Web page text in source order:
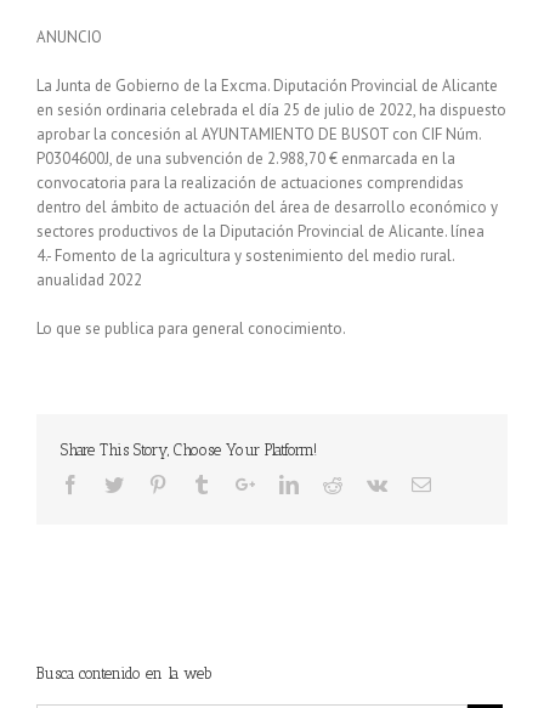
ANUNCIO
La Junta de Gobierno de la Excma. Diputación Provincial de Alicante
en sesión ordinaria celebrada el día 25 de julio de 2022, ha dispuesto
aprobar la concesión al AYUNTAMIENTO DE BUSOT con CIF Núm.
P0304600J, de una subvención de 2.988,70 € enmarcada en la
convocatoria para la realización de actuaciones comprendidas
dentro del ámbito de actuación del área de desarrollo económico y
sectores productivos de la Diputación Provincial de Alicante. línea
4.- Fomento de la agricultura y sostenimiento del medio rural.
anualidad 2022
Lo que se publica para general conocimiento.
Share This Story, Choose Your Platform!
Busca contenido en la web